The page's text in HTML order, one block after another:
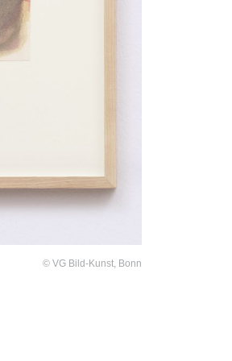
© VG Bild-Kunst, Bonn